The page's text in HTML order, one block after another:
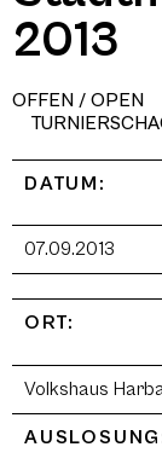
2013
OFFEN / OPEN
DATUM:
07.09.2013
ORT:
Volkshaus